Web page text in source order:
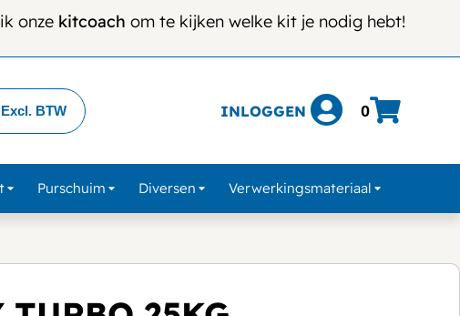
onze kitcoach om te kijken welke kit je nodig hebt!
Excl. BTW INLOGGEN 0
Purschuim Diversen Verwerkingsmateriaal